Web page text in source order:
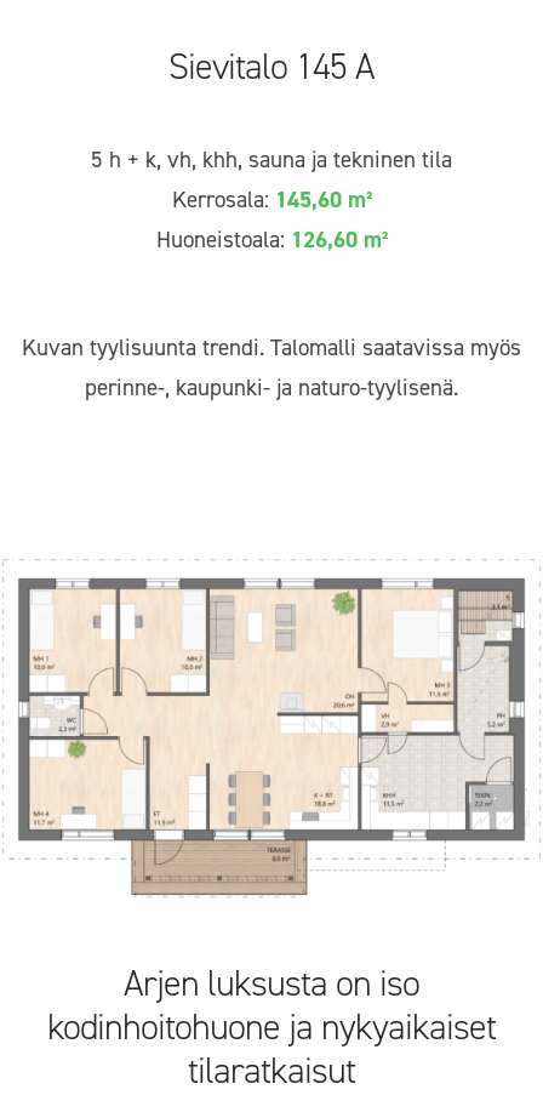
Sievitalo 145 A
5 h + k, vh, khh, sauna ja tekninen tila
Kerrosala: 145,60 m²
Huoneistoala: 126,60 m²
Kuvan tyylisuunta trendi. Talomalli saatavissa myös
perinne-, kaupunki- ja naturo-tyylisenä.
Arjen luksusta on iso
kodinhoitohuone ja nykyaikaiset
tilaratkaisut